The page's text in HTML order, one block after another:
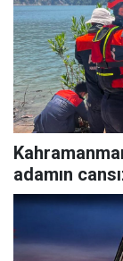
adamın